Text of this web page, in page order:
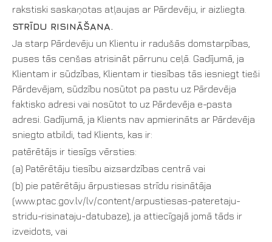
rakstiski saskaņotas atļaujas ar Pārdevēju, ir aizliegta.
STRĪDU RISINĀŠANA.
Ja starp Pārdevēju un Klientu ir radušās domstarpības,
puses tās cenšas atrisināt pārrunu ceļā. Gadījumā, ja
Klientam ir sūdzības, Klientam ir tiesības tās iesniegt tieši
Pārdevējam, sūdzību nosūtot pa pastu uz Pārdevēja
faktisko adresi vai nosūtot to uz Pārdevēja e-pasta
adresi. Gadījumā, ja Klients nav apmierināts ar Pārdevēja
sniegto atbildi, tad Klients, kas ir:
patērētājs ir tiesīgs vērsties:
(a) Patērētāju tiesību aizsardzības centrā vai
(b) pie patērētāju ārpustiesas strīdu risinātāja
(www.ptac.gov.lv/lv/content/arpustiesas-pateretaju-
stridu-risinataju-datubaze), ja attiecīgajā jomā tāds ir
izveidots, vai